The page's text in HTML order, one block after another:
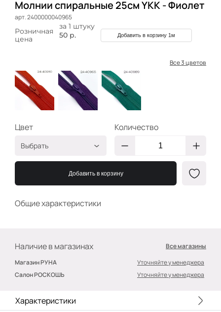
Молнии спиральные 25см YKK - Фиолет
арт. 2400000040965
Общие характеристики
за 1 штуку
Розничная
цена
50 р. Добавить в корзину 1м
Все 3 цветов
Наличие в магазинах
Все магазины
Магазин РУНА
Уточняйте у менеджера
Салон РОСКОШЬ
Уточняйте у менеджера
Цвет
Выбрать
Алый
2400000040910
2400000040965
Количество
Добавить в корзину
Характеристики